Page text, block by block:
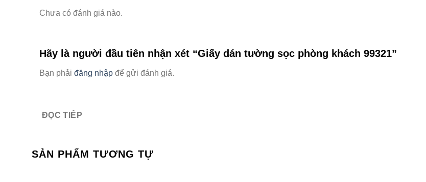
Chưa có đánh giá nào.
Hãy là người đầu tiên nhận xét “Giấy dán tường sọc phòng khách 99321”
Bạn phải đăng nhập để gửi đánh giá.
ĐỌC TIẾP
SẢN PHẨM TƯƠNG TỰ